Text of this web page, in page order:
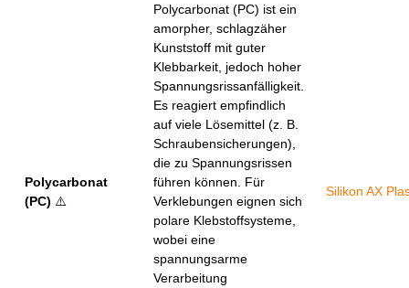
Polycarbonat
(PC) ⚠️
Polycarbonat (PC) ist ein
amorpher, schlagzäher
Kunststoff mit guter
Klebbarkeit, jedoch hoher
Spannungsrissanfälligkeit.
Es reagiert empfindlich
auf viele Lösemittel (z. B.
Schraubensicherungen),
die zu Spannungsrissen
führen können. Für
Verklebungen eignen sich
polare Klebstoffsysteme,
wobei eine
spannungsarme
Verarbeitung
Silikon AX